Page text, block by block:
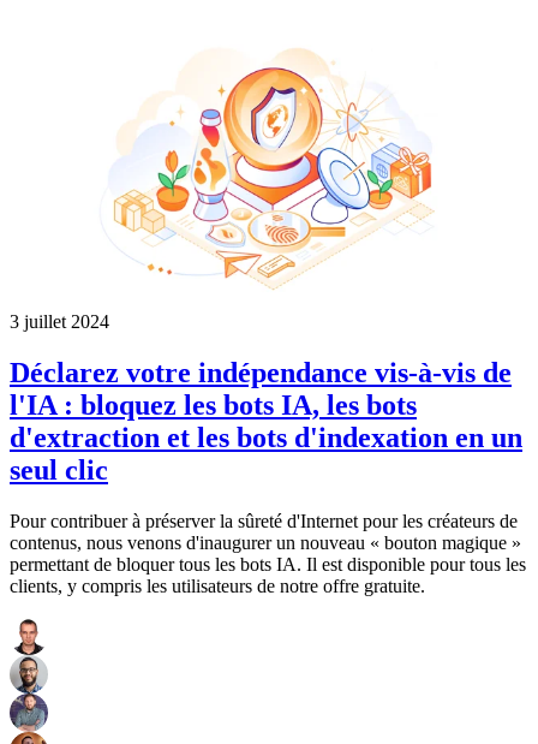
3 juillet 2024
Déclarez votre indépendance vis-à-vis de
l'IA : bloquez les bots IA, les bots
d'extraction et les bots d'indexation en un
seul clic
Pour contribuer à préserver la sûreté d'Internet pour les créateurs de
contenus, nous venons d'inaugurer un nouveau « bouton magique »
permettant de bloquer tous les bots IA. Il est disponible pour tous les
clients, y compris les utilisateurs de notre offre gratuite.